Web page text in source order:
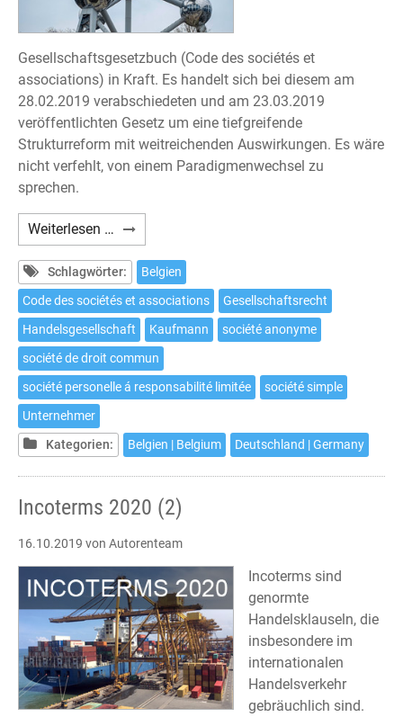
Gesellschaftsgesetzbuch (Code des sociétés et
associations) in Kraft. Es handelt sich bei diesem am
28.02.2019 verabschiedeten und am 23.03.2019
veröffentlichten Gesetz um eine tiefgreifende
Strukturreform mit weitreichenden Auswirkungen. Es wäre
nicht verfehlt, von einem Paradigmenwechsel zu
sprechen.
Weiterlesen … Grundlegende
Reform
des
belgischen
Gesellschaftsrechts
Schlagwörter:
Belgien
Code des sociétés et associations
Gesellschaftsrecht
Handelsgesellschaft
Kaufmann
société anonyme
société de droit commun
société personelle á responsabilité limitée
société simple
Unternehmer
Kategorien:
Belgien | Belgium Deutschland | Germany
Incoterms 2020 (2)
16.10.2019 von Autorenteam
Incoterms sind
genormte
Handelsklauseln, die
insbesondere im
internationalen
Handelsverkehr
gebräuchlich sind.